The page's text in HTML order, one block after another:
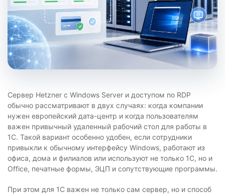
Сервер Hetzner с Windows Server и доступом по RDP
обычно рассматривают в двух случаях: когда компании
нужен европейский дата-центр и когда пользователям
важен привычный удаленный рабочий стол для работы в
1С. Такой вариант особенно удобен, если сотрудники
привыкли к обычному интерфейсу Windows, работают из
офиса, дома и филиалов или используют не только 1С, но и
Office, печатные формы, ЭЦП и сопутствующие программы.
При этом для 1С важен не только сам сервер, но и способ